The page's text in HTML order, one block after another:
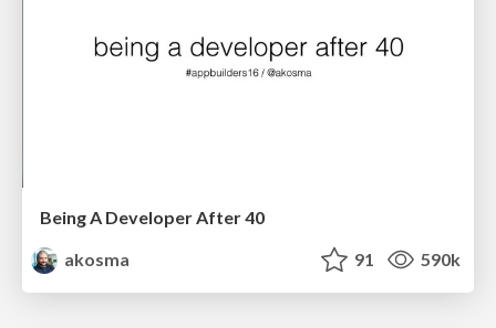
Being A Developer After 40
akosma
91 590k